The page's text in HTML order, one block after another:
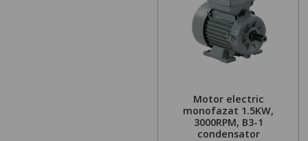
Motor electric
monofazat 1.5KW,
3000RPM, B3-1
condensator